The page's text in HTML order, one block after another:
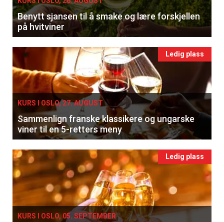
Benytt sjansen til å smake og lære forskjellen
på hvitviner
Ledig plass
KURS I OSLO, 27. AUGUST
Sammenlign franske klassikere og ungarske
viner til en 5-retters meny
Ledig plass
KURS I OSLO, 05. SEPTEMBER